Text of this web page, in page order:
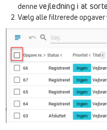
denne vejledning i at
Vælg alle filtrerede opgaver